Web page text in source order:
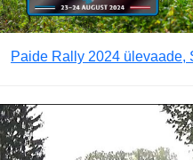
Paide Rally 2024 ülevaade,